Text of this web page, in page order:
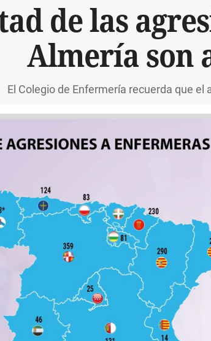
de las
Almería son
El Colegio de Enfermería recuerda que